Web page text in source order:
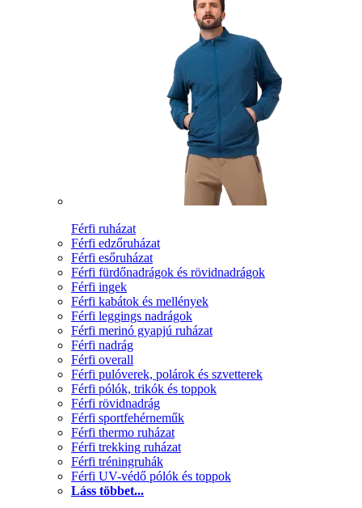
Férfi ruházat
Férfi edzőruházat
Férfi esőruházat
Férfi fürdőnadrágok és rövidnadrágok
Férfi ingek
Férfi kabátok és mellények
Férfi leggings nadrágok
Férfi merinó gyapjú ruházat
Férfi nadrág
Férfi overall
Férfi pulóverek, polárok és szvetterek
Férfi pólók, trikók és toppok
Férfi rövidnadrág
Férfi sportfehérneműk
Férfi thermo ruházat
Férfi trekking ruházat
Férfi tréningruhák
Férfi UV-védő pólók és toppok
Láss többet...